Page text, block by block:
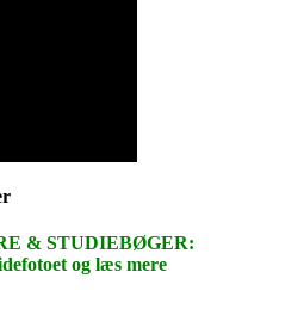
& STUDIEBØGER:
og læs mere